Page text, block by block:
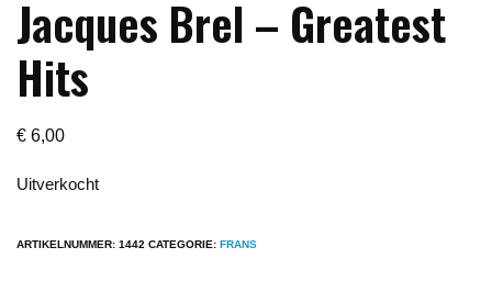
Jacques Brel – Greatest
Hits
€ 6,00
Uitverkocht
ARTIKELNUMMER: 1442 CATEGORIE: FRANS